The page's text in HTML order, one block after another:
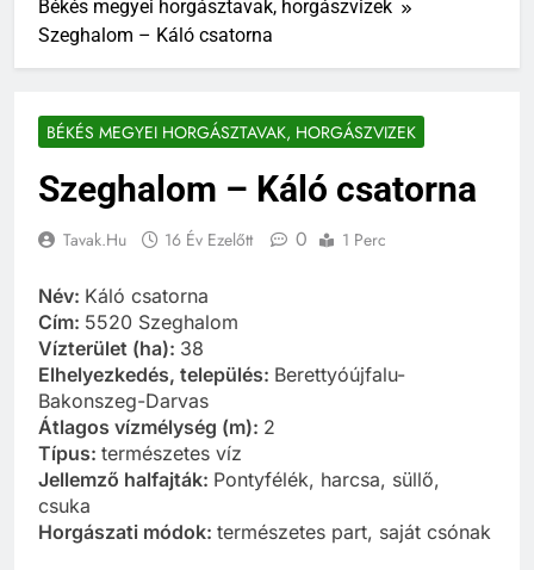
Békés megyei horgásztavak, horgászvizek
Szeghalom – Káló csatorna
BÉKÉS MEGYEI HORGÁSZTAVAK, HORGÁSZVIZEK
Szeghalom – Káló csatorna
Tavak.hu 16 Év Ezelőtt 0 1 Perc
Név: Káló csatorna
Cím: 5520 Szeghalom
Vízterület (ha): 38
Elhelyezkedés, település: Berettyóújfalu-
Bakonszeg-Darvas
Átlagos vízmélység (m): 2
Típus: természetes víz
Jellemző halfajták: Pontyfélék, harcsa, süllő,
csuka
Horgászati módok: természetes part, saját csónak